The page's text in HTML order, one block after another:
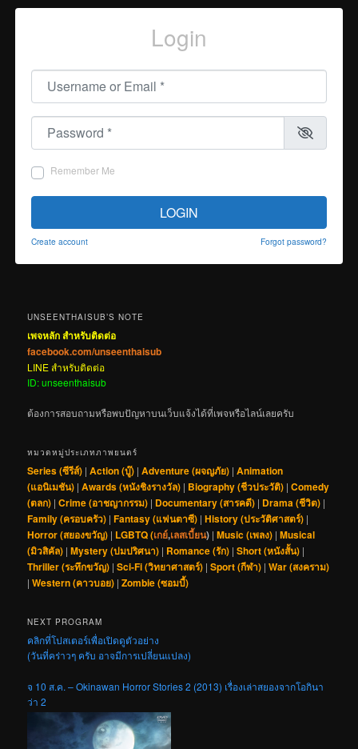
Login
Username or Email
Password
Remember Me
LOGIN
Create account Forgot password?
UNSEENTHAISUB’S NOTE
เพจหลัก สำหรับติดต่อ
facebook.com/unseenthaisub
LINE สำหรับติดต่อ
ID: unseenthaisub
ต้องการสอบถามหรือพบปัญหาบนเว็บแจ้งได้ที่เพจหรือไลน์เลยครับ
หมวดหมู่ประเภทภาพยนตร์
Series (ซีรีส์) |Action (บู๊) |Adventure (ผจญภัย) |Animation
(แอนิเมชัน) |Awards (หนังชิงรางวัล) | Biography (ชีวประวัติ) |Comedy
(ตลก) |Crime (อาชญากรรม) | Documentary (สารคดี) | Drama (ชีวิต) |
Family (ครอบครัว) |Fantasy (แฟนตาซี) |History (ประวัติศาสตร์) |
Horror (สยองขวัญ) | LGBTQ (เกย์,เลสเบี้ยน) |Music (เพลง) |Musical
(มิวสิคัล) |Mystery (ปมปริศนา) | Romance (รัก) |Short (หนังสั้น) |
Thriller (ระทึกขวัญ) |Sci-Fi (วิทยาศาสตร์) |Sport (กีฬา) |War (สงคราม)
|Western (คาวบอย) |Zombie (ซอมบี้)
NEXT PROGRAM
คลิกที่โปสเตอร์เพื่อเปิดดูตัวอย่าง
(วันที่คร่าวๆ ครับ อาจมีการเปลี่ยนแปลง)
จ 10 ส.ค. – Okinawan Horror Stories 2 (2013) เรื่องเล่าสยองจากโอกินา
ว่า 2